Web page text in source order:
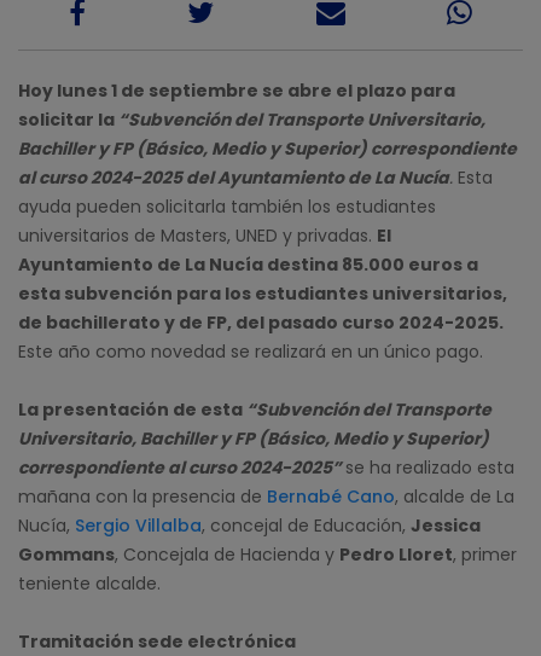
Hoy lunes 1 de septiembre se abre el plazo para
solicitar la “Subvención del Transporte Universitario,
Bachiller y FP (Básico, Medio y Superior) correspondiente
al curso 2024-2025 del Ayuntamiento de La Nucía. Esta
ayuda pueden solicitarla también los estudiantes
universitarios de Masters, UNED y privadas. El
Ayuntamiento de La Nucía destina 85.000 euros a
esta subvención para los estudiantes universitarios,
de bachillerato y de FP, del pasado curso 2024-2025.
Este año como novedad se realizará en un único pago.
La presentación de esta “Subvención del Transporte
Universitario, Bachiller y FP (Básico, Medio y Superior)
correspondiente al curso 2024-2025” se ha realizado esta
mañana con la presencia de Bernabé Cano, alcalde de La
Nucía, Sergio Villalba, concejal de Educación, Jessica
Gommans, Concejala de Hacienda y Pedro Lloret, primer
teniente alcalde.
Tramitación sede electrónica